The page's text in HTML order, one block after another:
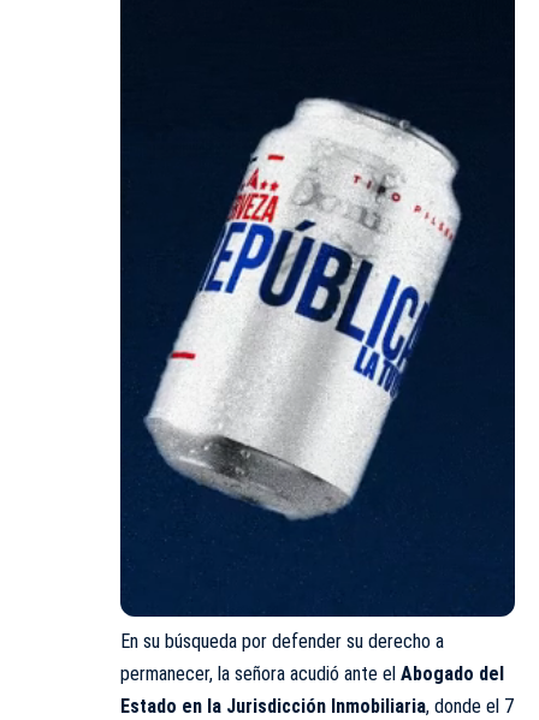
En su búsqueda por defender su derecho a
permanecer, la señora acudió ante el Abogado del
Estado en la Jurisdicción Inmobiliaria, donde el 7